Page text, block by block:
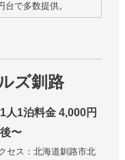
台で多数提供。
ズ釧路
人1泊料金 4,000円
〜
セス：北海道釧路市北